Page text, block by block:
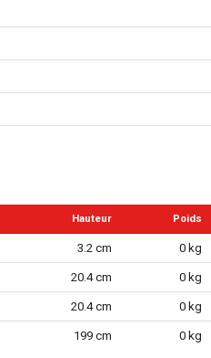
Hauteur Poids
3.2 cm 0 kg
20.4 cm 0 kg
20.4 cm 0 kg
199 cm 0 kg